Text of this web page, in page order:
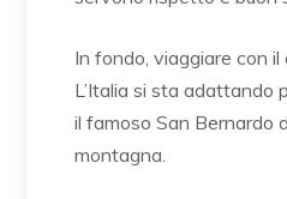
In fondo, viaggiare con
L’Italia si sta adattando
il famoso San Bernardo
montagna.